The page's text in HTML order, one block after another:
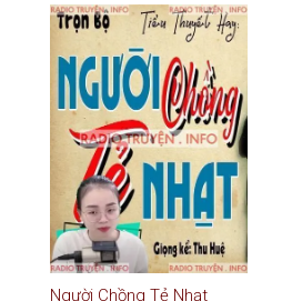
Người Chồng Tẻ Nhạt